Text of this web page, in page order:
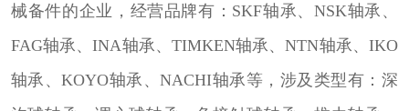
械备件的企业，经营品牌有：SKF轴承、NSK轴承、
FAG轴承、INA轴承、TIMKEN轴承、NTN轴承、IKO
轴承、KOYO轴承、NACHI轴承等，涉及类型有：深